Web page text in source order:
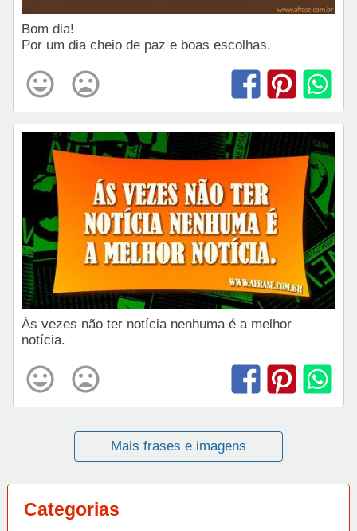
Bom dia!
Por um dia cheio de paz e boas escolhas.
Ás vezes não ter notícia nenhuma é a melhor
notícia.
Mais frases e imagens
Categorias